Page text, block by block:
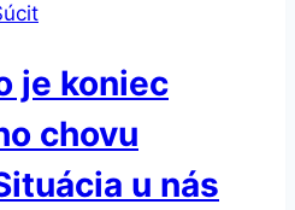
je koniec
chovu
u nás